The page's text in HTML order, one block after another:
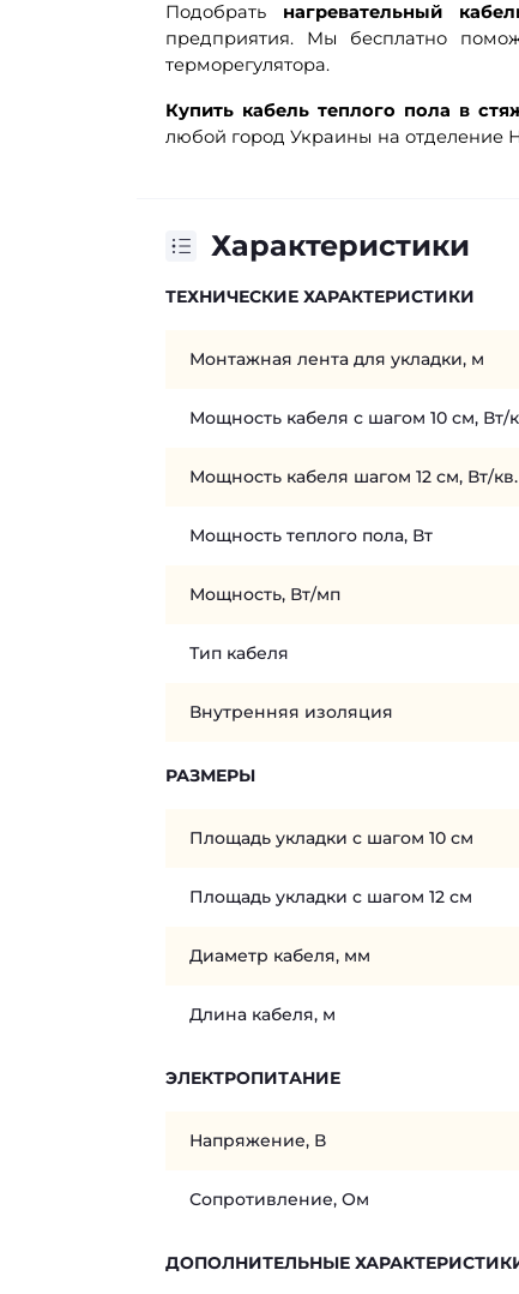
Подобрать нагревательный
предприятия. Мы бесплатно
терморегулятора.
Купить кабель теплого пола в
любой город Украины на отделение
Характеристики
ТЕХНИЧЕСКИЕ ХАРАКТЕРИСТИКИ
Монтажная лента для укладки, м
Мощность кабеля с шагом 10 см, Вт/
Мощность кабеля шагом 12 см, Вт/кв.
Мощность теплого пола, Вт
Мощность, Вт/мп
Тип кабеля
Внутренняя изоляция
РАЗМЕРЫ
Площадь укладки с шагом 10 см
Площадь укладки с шагом 12 см
Диаметр кабеля, мм
Длина кабеля, м
ЭЛЕКТРОПИТАНИЕ
Напряжение, В
Сопротивление, Ом
ДОПОЛНИТЕЛЬНЫЕ